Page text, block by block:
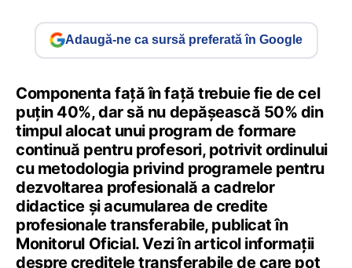
Adaugă-ne ca sursă preferată în Google
Componenta față în față trebuie fie de cel
puțin 40%, dar să nu depășească 50% din
timpul alocat unui program de formare
continuă pentru profesori, potrivit ordinului
cu metodologia privind programele pentru
dezvoltarea profesională a cadrelor
didactice și acumularea de credite
profesionale transferabile, publicat în
Monitorul Oficial. Vezi în articol informații
despre creditele transferabile de care pot